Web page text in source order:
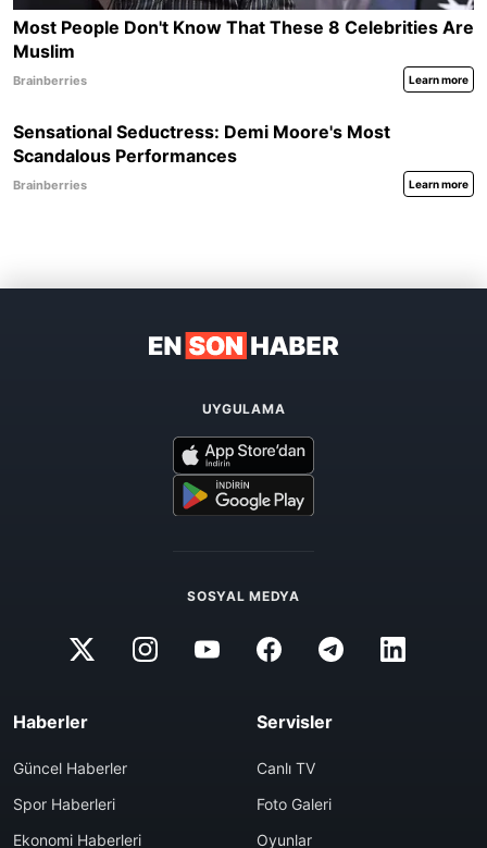
UYGULAMA
SOSYAL MEDYA
Haberler
Güncel Haberler
Spor Haberleri
Ekonomi Haberleri
Servisler
Canlı TV
Foto Galeri
Oyunlar